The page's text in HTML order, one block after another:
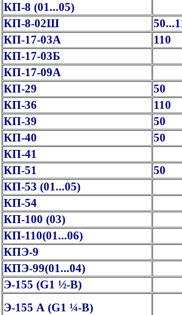
КП-8 (01...05)
КП-8-02Ш
КП-17-03А
110
КП-17-03Б
КП-17-09А
КП-29
50
КП-36
110
КП-39
50
КП-40
50
КП-41
КП-51
50
КП-53 (01...05)
КП-54
КП-100 (03)
КП-110(01...06)
КПЭ-9
КПЭ-99(01...04)
Э-155 (G1 ½-В)
Э-155 А (G1 ¼-В)